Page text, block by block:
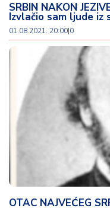
SRBIN NAKON
Izvlačio sam ljude iz
01.08.2021. 20:00|0
OTAC NAJVEĆEG